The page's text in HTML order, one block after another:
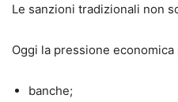
Le sanzioni tradizionali non
Oggi la pressione economica
banche;